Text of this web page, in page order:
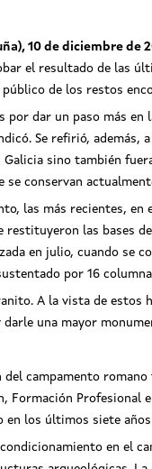
10 de diciembre de
el resultado de las
de los restos
dar un paso más
Se refirió, además,
sino también
conservan
las más recientes,
las bases
en julio, cuando
por 16
A la vista de
una mayor
campamento
Formación Profesional
los últimos siete
en el